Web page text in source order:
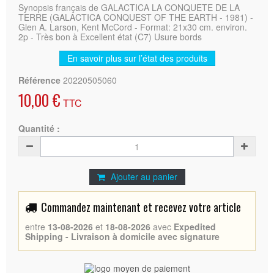
Synopsis français de GALACTICA LA CONQUETE DE LA
TERRE (GALACTICA CONQUEST OF THE EARTH - 1981) -
Glen A. Larson, Kent McCord - Format: 21x30 cm. environ.
2p - Très bon à Excellent état (C7) Usure bords
En savoir plus sur l’état des produits
Référence 20220505060
10,00 € TTC
Quantité :
Ajouter au panier
Commandez maintenant et recevez votre article
entre 13-08-2026 et 18-08-2026 avec Expedited
Shipping - Livraison à domicile avec signature